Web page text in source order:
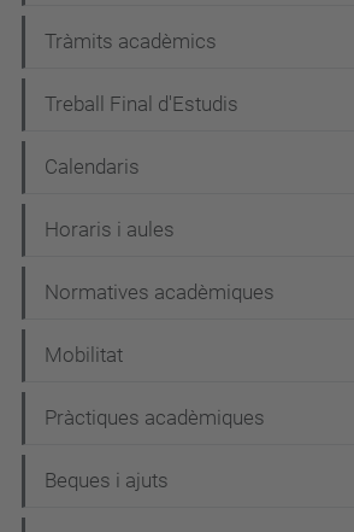
Tràmits acadèmics
Treball Final d'Estudis
Calendaris
Horaris i aules
Normatives acadèmiques
Mobilitat
Pràctiques acadèmiques
Beques i ajuts